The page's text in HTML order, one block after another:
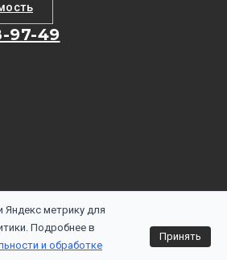
97-49
информационный характер и не является
положениями ГК РФ. Для
и стоимости обращайтесь по
метрику для
Подробнее в
и обработке
Принять